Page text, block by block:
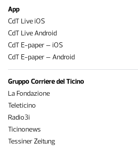
App
CdT Live iOS
CdT Live Android
CdT E-paper – iOS
CdT E-paper – Android
Gruppo Corriere del Ticino
La Fondazione
Teleticino
Radio3i
Ticinonews
Tessiner Zeitung